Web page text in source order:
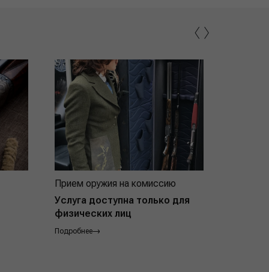
Прием оружия на комиссию
Услуга доступна только для
физических лиц
Подробнее
‹›